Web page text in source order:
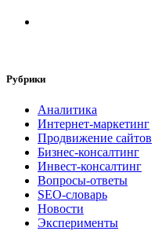
Рубрики
Аналитика
Интернет-маркетинг
Продвижение сайтов
Бизнес-консалтинг
Инвест-консалтинг
Вопросы-ответы
SEO-словарь
Новости
Эксперименты